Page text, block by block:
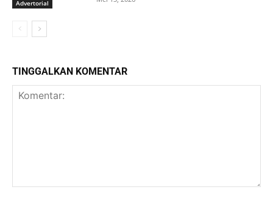
Advertorial
TINGGALKAN KOMENTAR